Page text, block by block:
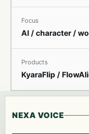
Focus
AI / character /
Products
KyaraFlip /
NEXA VOICE